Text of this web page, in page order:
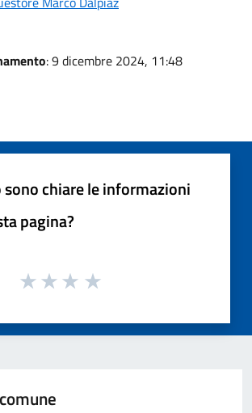
: 9 dicembre 2024, 11:48
sono chiare le informazioni
pagina?